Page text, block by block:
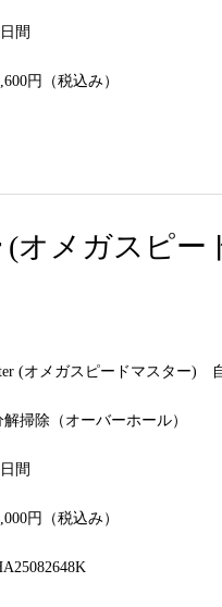
間
円（税込み）
(オメガスピ
(オメガスピードマスター)
掃除（オーバーホール）
間
円（税込み）